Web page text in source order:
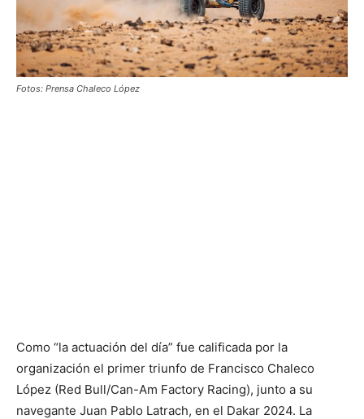
Fotos: Prensa Chaleco López
Como “la actuación del día” fue calificada por la
organización el primer triunfo de Francisco Chaleco
López (Red Bull/Can-Am Factory Racing), junto a su
navegante Juan Pablo Latrach, en el Dakar 2024. La